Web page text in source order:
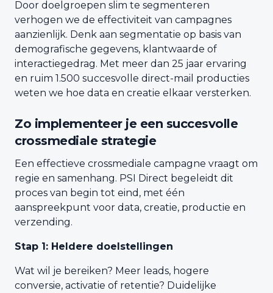
Door doelgroepen slim te segmenteren
verhogen we de effectiviteit van campagnes
aanzienlijk. Denk aan segmentatie op basis van
demografische gegevens, klantwaarde of
interactiegedrag. Met meer dan 25 jaar ervaring
en ruim 1.500 succesvolle direct-mail producties
weten we hoe data en creatie elkaar versterken.
Zo implementeer je een succesvolle
crossmediale strategie
Een effectieve crossmediale campagne vraagt om
regie en samenhang. PSI Direct begeleidt dit
proces van begin tot eind, met één
aanspreekpunt voor data, creatie, productie en
verzending.
Stap 1: Heldere doelstellingen
Wat wil je bereiken? Meer leads, hogere
conversie, activatie of retentie? Duidelijke